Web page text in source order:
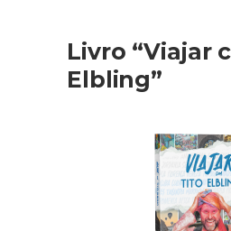
Livro “Viajar
Elbling”